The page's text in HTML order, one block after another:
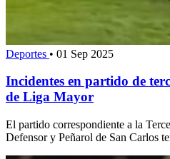
Deportes • 01 Sep 2025
Incidentes en partido de
de Liga Mayor
El partido correspondiente a la
Defensor y Peñarol de San Carlos